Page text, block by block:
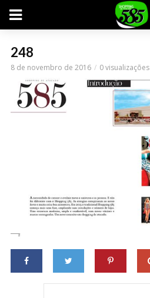
248
8 de novembro de 2016 0 visualizações